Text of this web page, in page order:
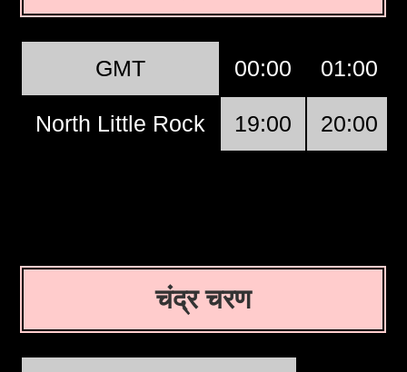
GMT 00:00 01:00
North Little Rock 19:00 20:00
चंद्र चरण